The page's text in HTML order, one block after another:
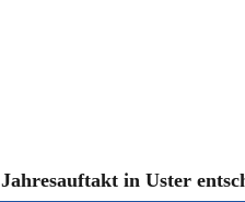
in Uster